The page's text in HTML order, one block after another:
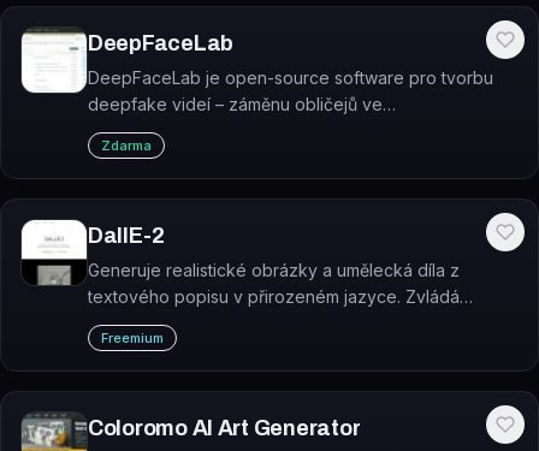
DeepFaceLab
DeepFaceLab je open-source software pro tvorbu
deepfake videí – záměnu obličejů ve
videozáznamech pomocí hlubokého učení.
Zdarma
DallE-2
Generuje realistické obrázky a umělecká díla z
textového popisu v přirozeném jazyce. Zvládá
kombinovat koncepty, atributy a styly.
Freemium
Coloromo AI Art Generator